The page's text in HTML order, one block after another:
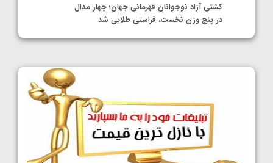
کشتی آزاد نوجوانان قهرمانی جهان؛ چهار مدال
در پنج وزن نخست، فراستی طلایی شد
1405/05/11
کشتی آزاد نوجوانان جهان؛ رقبای نمایندگان
ایران مشخص شدند
1405/05/08